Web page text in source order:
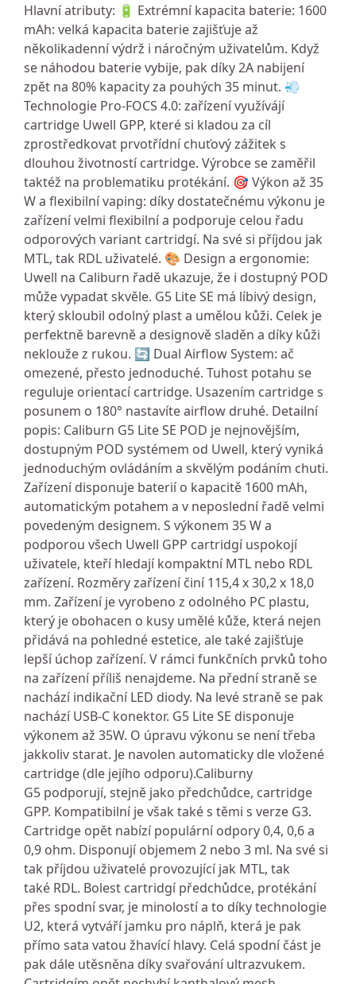
Hlavní atributy: 🔋 Extrémní kapacita baterie: 1600
mAh: velká kapacita baterie zajišťuje až
několikadenní výdrž i náročným uživatelům. Když
se náhodou baterie vybije, pak díky 2A nabijení
zpět na 80% kapacity za pouhých 35 minut. 💨
Technologie Pro-FOCS 4.0: zařízení využívájí
cartridge Uwell GPP, které si kladou za cíl
zprostředkovat prvotřídní chuťový zážitek s
dlouhou životností cartridge. Výrobce se zaměřil
taktéž na problematiku protékání. 🎯 Výkon až 35
W a flexibilní vaping: díky dostatečnému výkonu je
zařízení velmi flexibilní a podporuje celou řadu
odporových variant cartridgí. Na své si příjdou jak
MTL, tak RDL uživatelé. 🎨 Design a ergonomie:
Uwell na Caliburn řadě ukazuje, že i dostupný POD
může vypadat skvěle. G5 Lite SE má líbivý design,
který skloubil odolný plast a umělou kůži. Celek je
perfektně barevně a designově sladěn a díky kůži
neklouže z rukou. 🔄 Dual Airflow System: ač
omezené, přesto jednoduché. Tuhost potahu se
reguluje orientací cartridge. Usazením cartridge s
posunem o 180° nastavíte airflow druhé. Detailní
popis: Caliburn G5 Lite SE POD je nejnovějším,
dostupným POD systémem od Uwell, který vyniká
jednoduchým ovládáním a skvělým podáním chuti.
Zařízení disponuje baterií o kapacitě 1600 mAh,
automatickým potahem a v neposlední řadě velmi
povedeným designem. S výkonem 35 W a
podporou všech Uwell GPP cartridgí uspokojí
uživatele, kteří hledají kompaktní MTL nebo RDL
zařízení. Rozměry zařízení činí 115,4 x 30,2 x 18,0
mm. Zařízení je vyrobeno z odolného PC plastu,
který je obohacen o kusy umělé kůže, která nejen
přidává na pohledné estetice, ale také zajišťuje
lepší úchop zařízení. V rámci funkčních prvků toho
na zařízení příliš nenajdeme. Na přední straně se
nachází indikační LED diody. Na levé straně se pak
nachází USB-C konektor. G5 Lite SE disponuje
výkonem až 35W. O úpravu výkonu se není třeba
jakkoliv starat. Je navolen automaticky dle vložené
cartridge (dle jejího odporu).Caliburny
G5 podporují, stejně jako předchůdce, cartridge
GPP. Kompatibilní je však také s těmi s verze G3.
Cartridge opět nabízí populární odpory 0,4, 0,6 a
0,9 ohm. Disponují objemem 2 nebo 3 ml. Na své si
tak příjdou uživatelé provozující jak MTL, tak
také RDL. Bolest cartridgí předchůdce, protékání
přes spodní svar, je minolostí a to díky technologie
U2, která vytváří jamku pro náplň, která je pak
přímo sata vatou žhavící hlavy. Celá spodní část je
pak dále utěsněna díky svařování ultrazvukem.